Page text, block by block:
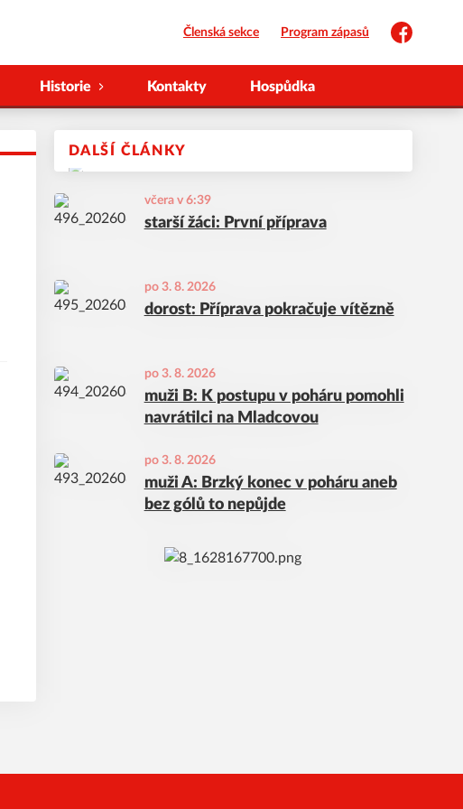
Členská sekce Program zápasů
Facebook
Historie Kontakty Hospůdka
DALŠÍ ČLÁNKY
včera v 6:39
starší žáci: První příprava
po 3. 8. 2026
dorost: Příprava pokračuje vítězně
po 3. 8. 2026
muži B: K postupu v poháru pomohli
navrátilci na Mladcovou
po 3. 8. 2026
muži A: Brzký konec v poháru aneb
bez gólů to nepůjde